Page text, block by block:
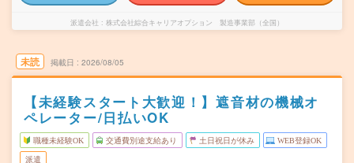
派遣会社 株式会社綜合キャリアオプション 製造事業部（全国）
未読 掲載日 2026/08/05
【未経験スタート大歓迎！】遮音材の機械オ
ペレーター/日払いOK
職種未経験OK 交通費別途支給あり 土日祝日が休み WEB登録OK
派遣